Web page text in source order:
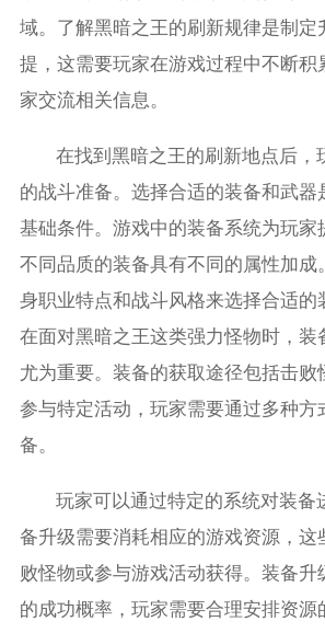
域。了解黑暗之王的刷新规律是制定
提，这需要玩家在游戏过程中不断积
家交流相关信息。
在找到黑暗之王的刷新地点后，
的战斗准备。选择合适的装备和武器
基础条件。游戏中的装备系统为玩家
不同品质的装备具有不同的属性加成
身职业特点和战斗风格来选择合适的
在面对黑暗之王这类强力怪物时，装
尤为重要。装备的获取途径包括击败
参与特定活动，玩家需要通过多种方
备。
玩家可以通过特定的系统对装备
备升级需要消耗相应的游戏资源，这
败怪物或参与游戏活动获得。装备升
的成功概率，玩家需要合理安排资源